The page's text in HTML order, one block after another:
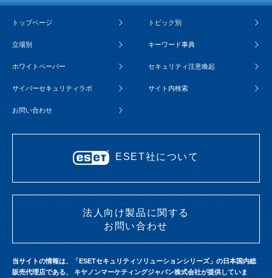
トップページ トピック別
立場別 キーワード事典
ホワイトペーパー セキュリティ注意喚起
サイバーセキュリティラボ サイト内検索
お問い合わせ
ESET社について
法人向け製品に関する
お問い合わせ
当サイトの情報は、「ESETセキュリティソリューションシリーズ」の日本国内総
販売代理店である、 キヤノンマーケティングジャパン株式会社が提供していま